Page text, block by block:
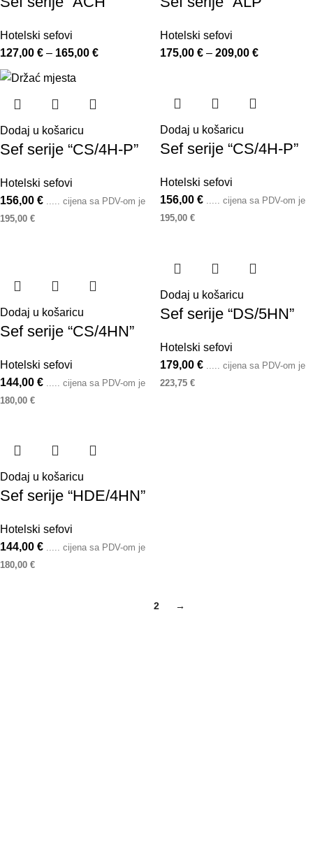
Hotelski sefovi
127,00 € – 165,00 €
Hotelski sefovi
175,00 € – 209,00 €
Dodaj u košaricu
Sef serije “CS/4H-P”
Hotelski sefovi
156,00 € ..... cijena sa PDV-om je
195,00 €
Dodaj u košaricu
Sef serije “CS/4H-P”
Hotelski sefovi
156,00 € ..... cijena sa PDV-om je
195,00 €
Dodaj u košaricu
Sef serije “CS/4HN”
Hotelski sefovi
144,00 € ..... cijena sa PDV-om je
180,00 €
Dodaj u košaricu
Sef serije “DS/5HN”
Hotelski sefovi
179,00 € ..... cijena sa PDV-om je
223,75 €
Dodaj u košaricu
Sef serije “HDE/4HN”
Hotelski sefovi
144,00 € ..... cijena sa PDV-om je
180,00 €
2 →